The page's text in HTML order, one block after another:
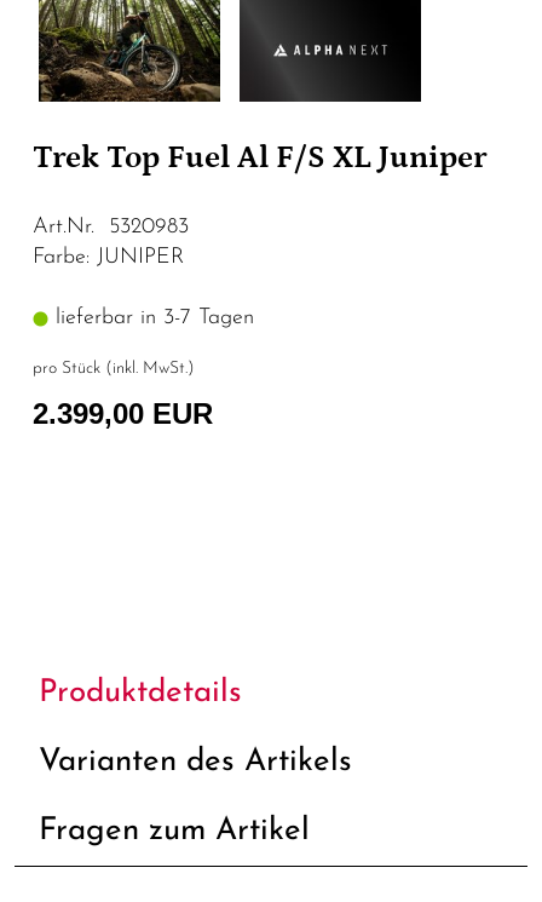
Trek Top Fuel Al F/S XL Juniper
Art.Nr. 5320983
Farbe: JUNIPER
lieferbar in 3-7 Tagen
pro Stück (inkl. MwSt.)
2.399,00 EUR
Produktdetails
Varianten des Artikels
Fragen zum Artikel